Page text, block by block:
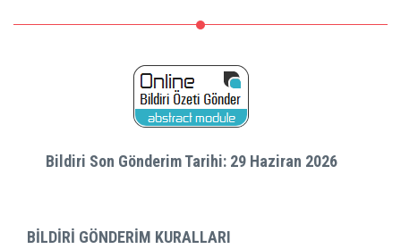
Bildiri Son Gönderim Tarihi: 29 Haziran 2026
BİLDİRİ GÖNDERİM KURALLARI